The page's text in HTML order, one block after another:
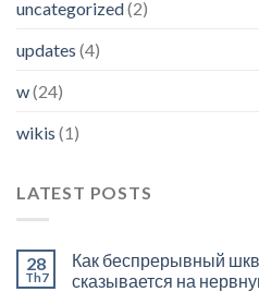
uncategorized(2)
updates (4)
w(24)
wikis (1)
LATEST POSTS
28
Th7
Как беспрерывный
сказывается на